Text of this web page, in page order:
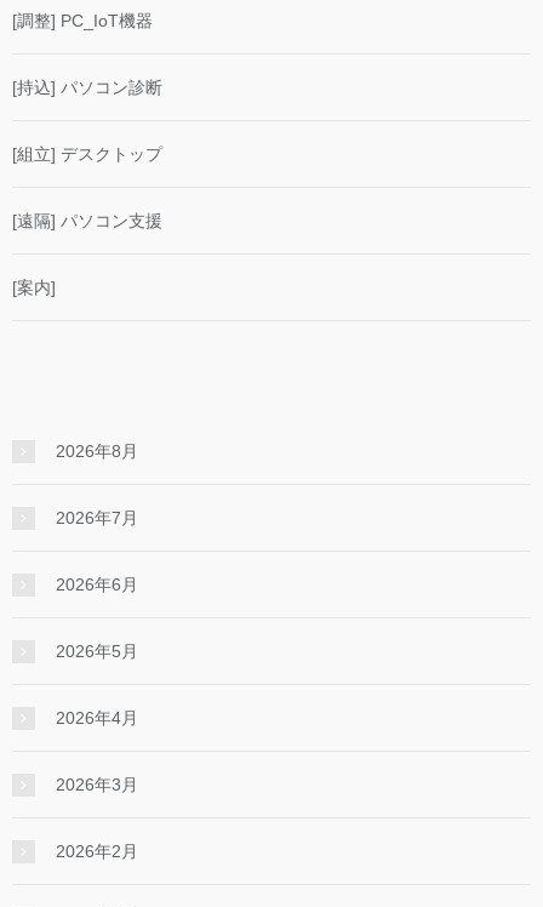
[調整] PC_IoT機器
[持込] パソコン診断
[組立] デスクトップ
[遠隔] パソコン支援
[案内]
2026年8月
2026年7月
2026年6月
2026年5月
2026年4月
2026年3月
2026年2月